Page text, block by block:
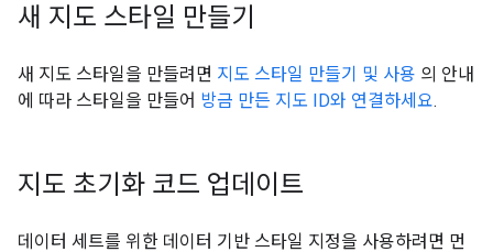
새 지도 스타일 만들기
새 지도 스타일을 만들려면 지도 스타일 만들기 및 사용 의 안내
에 따라 스타일을 만들어 방금 만든 지도 ID와 연결하세요.
지도 초기화 코드 업데이트
데이터 세트를 위한 데이터 기반 스타일 지정을 사용하려면 먼